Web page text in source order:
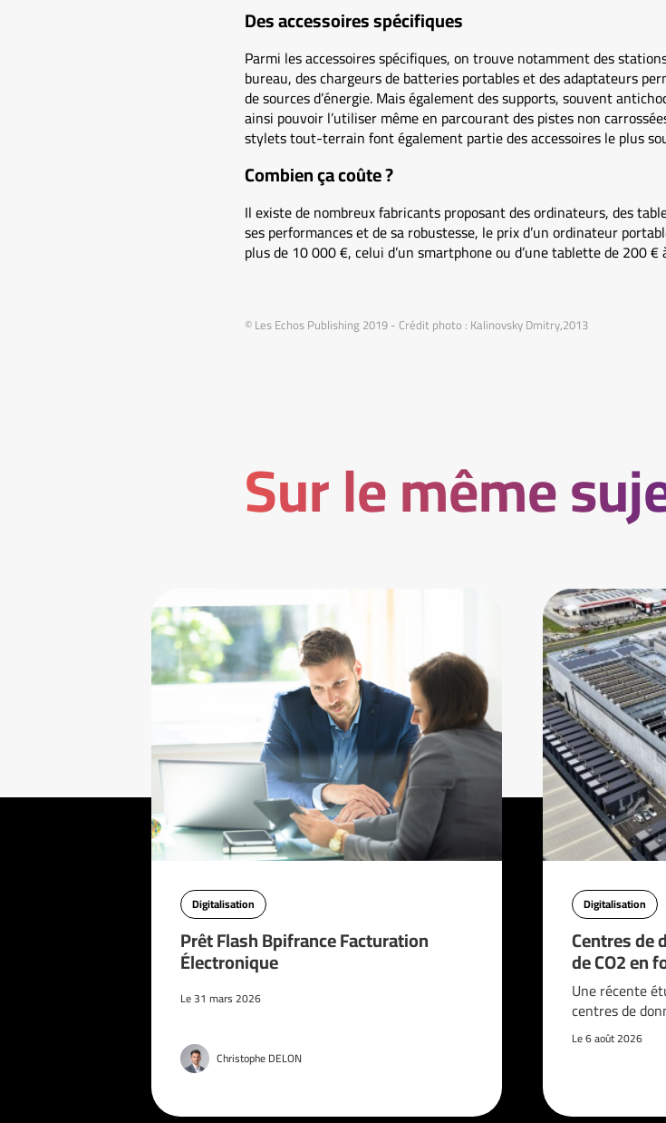
Des accessoires spécifiques
Parmi les accessoires spécifiques, on trouve notamment des
bureau, des chargeurs de batteries portables et des adaptateurs
de sources d’énergie. Mais également des supports, souvent
ainsi pouvoir l’utiliser même en parcourant des pistes non
stylets tout-terrain font également partie des accessoires le plus
Combien ça coûte ?
Il existe de nombreux fabricants proposant des ordinateurs, des
ses performances et de sa robustesse, le prix d’un ordinateur
plus de 10 000 €, celui d’un smartphone ou d’une tablette de 200 €
© Les Echos Publishing 2019 - Crédit photo : Kalinovsky Dmitry,2013
Sur le même
Digitalisation
Prêt Flash Bpifrance Facturation
Électronique
Le 31 mars 2026
Christophe DELON
Digitalisation
Centres de
de CO2 en
Une récente
centres de
Le 6 août 2026